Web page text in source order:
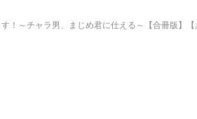
！～チャラ男、まじめ君に仕える～【合冊版】【